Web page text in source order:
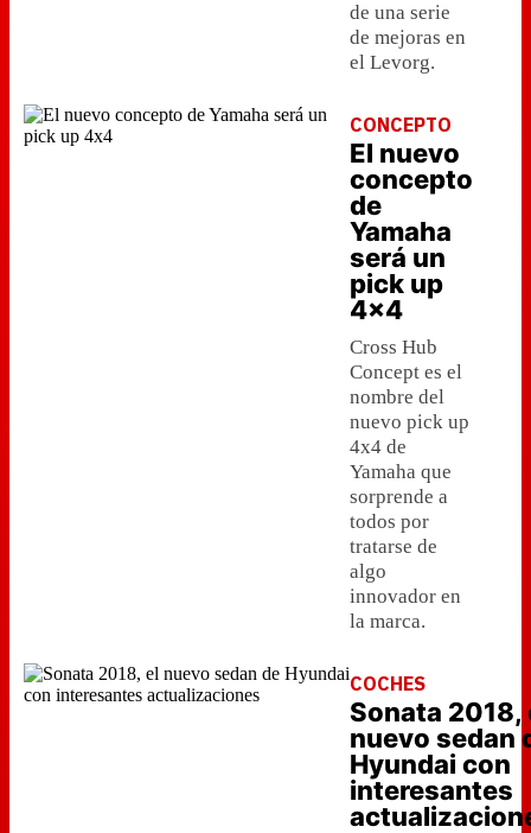
de una serie
de mejoras en
el Levorg.
CONCEPTO
El nuevo
concepto
de
Yamaha
será un
pick up
4x4
Cross Hub
Concept es el
nombre del
nuevo pick up
4x4 de
Yamaha que
sorprende a
todos por
tratarse de
algo
innovador en
la marca.
COCHES
Sonata 2018,
nuevo sedan
Hyundai con
interesantes